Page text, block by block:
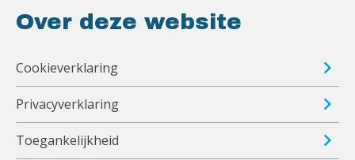
Over deze website
Cookieverklaring
Privacyverklaring
Toegankelijkheid